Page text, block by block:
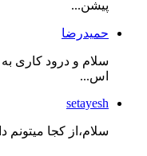
پیشن...
حمیدرضا
سلام و درود کاری به
اس...
setayesh
سلام،از کجا میتونم